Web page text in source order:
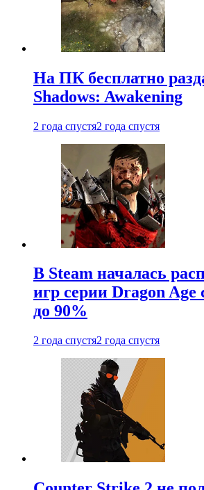
На ПК бесплатно
Shadows: Awakening
2 года спустя2 года спустя
В Steam началась
игр серии Dragon Age
до 90%
2 года спустя2 года спустя